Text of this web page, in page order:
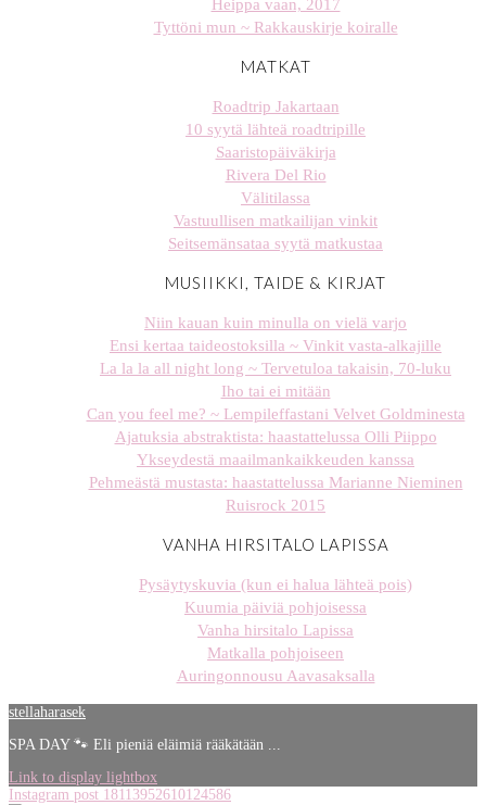
Heippa vaan, 2017
Tyttöni mun ~ Rakkauskirje koiralle
MATKAT
Roadtrip Jakartaan
10 syytä lähteä roadtripille
Saaristopäiväkirja
Rivera Del Rio
Välitilassa
Vastuullisen matkailijan vinkit
Seitsemänsataa syytä matkustaa
MUSIIKKI, TAIDE & KIRJAT
Niin kauan kuin minulla on vielä varjo
Ensi kertaa taideostoksilla ~ Vinkit vasta-alkajille
La la la all night long ~ Tervetuloa takaisin, 70-luku
Iho tai ei mitään
Can you feel me? ~ Lempileffastani Velvet Goldminesta
Ajatuksia abstraktista: haastattelussa Olli Piippo
Ykseydestä maailmankaikkeuden kanssa
Pehmeästä mustasta: haastattelussa Marianne Nieminen
Ruisrock 2015
VANHA HIRSITALO LAPISSA
Pysäytyskuvia (kun ei halua lähteä pois)
Kuumia päiviä pohjoisessa
Vanha hirsitalo Lapissa
Matkalla pohjoiseen
Auringonnousu Aavasaksalla
stellaharasek
SPA DAY 🐾 Eli pieniä eläimiä rääkätään ...
Link to display lightbox
Instagram post 18113952610124586